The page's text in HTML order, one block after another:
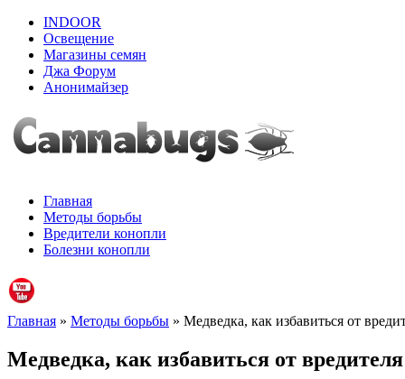
INDOOR
Освещение
Магазины семян
Джа Форум
Анонимайзер
Главная
Методы борьбы
Вредители конопли
Болезни конопли
Главная » Методы борьбы » Медведка, как избавиться от
Медведка, как избавиться от вредителя